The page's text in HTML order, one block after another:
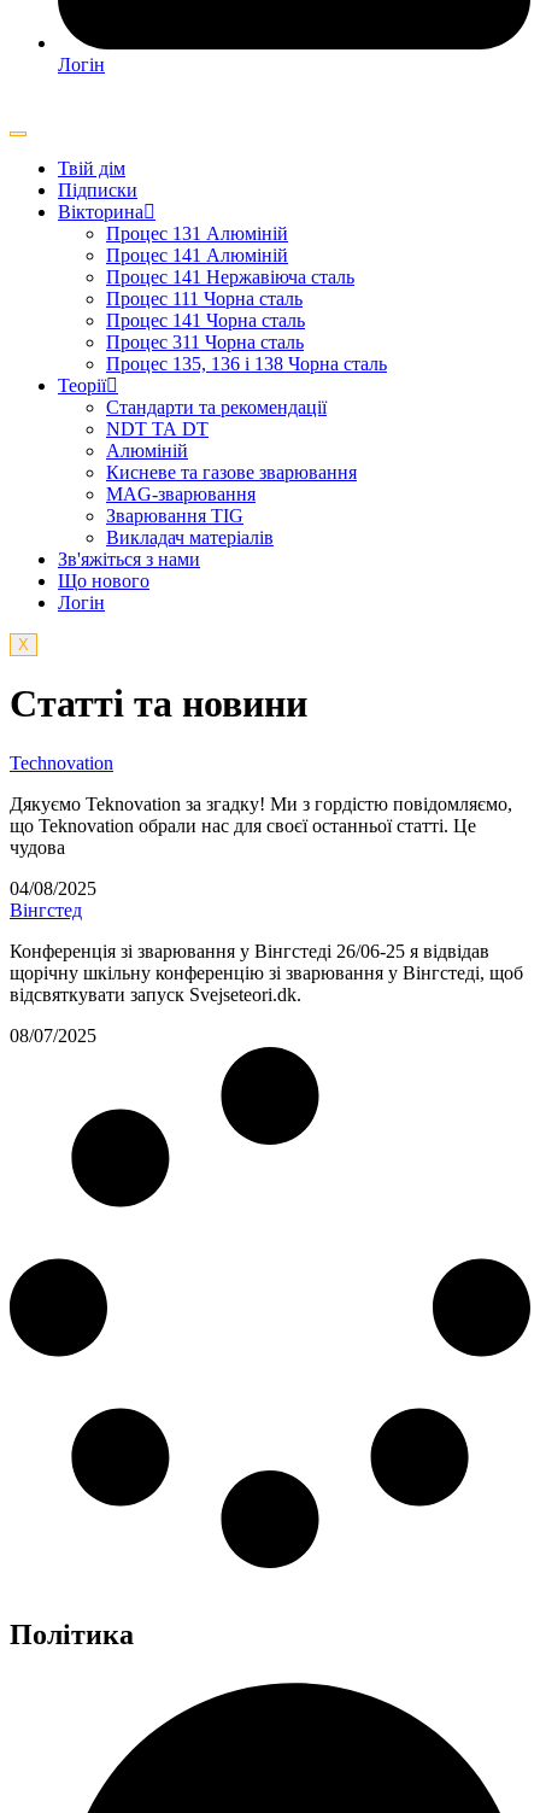
Логін
Твій дім
Підписки
Вікторина
Процес 131 Алюміній
Процес 141 Алюміній
Процес 141 Нержавіюча сталь
Процес 111 Чорна сталь
Процес 141 Чорна сталь
Процес 311 Чорна сталь
Процес 135, 136 і 138 Чорна сталь
Теорії
Стандарти та рекомендації
NDT ТА DT
Алюміній
Кисневе та газове зварювання
MAG-зварювання
Зварювання TIG
Викладач матеріалів
Зв'яжіться з нами
Що нового
Логін
X
Статті та новини
Technovation
Дякуємо Teknovation за згадку! Ми з гордістю повідомляємо,
що Teknovation обрали нас для своєї останньої статті. Це
чудова
04/08/2025
Вінгстед
Конференція зі зварювання у Вінгстеді 26/06-25 я відвідав
щорічну шкільну конференцію зі зварювання у Вінгстеді, щоб
відсвяткувати запуск Svejseteori.dk.
08/07/2025
Політика